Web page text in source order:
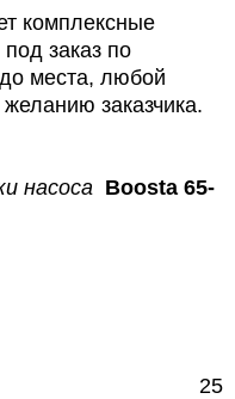
комплексные
заказ по
места, любой
заказчика.
насоса Boosta 65-
25